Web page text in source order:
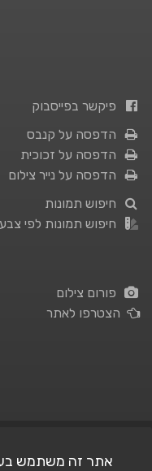
פיקשר בפייסבוק
הדפסה על קנבס
הדפסה על זכוכית
הדפסה על נייר צילום
חיפוש תמונות
חיפוש תמונות לפי צבע
פורום צילום
הצטרפו לאתר